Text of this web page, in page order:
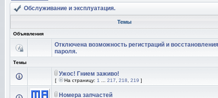
Обслуживание и эксплуатация.
Темы
Объявления
Отключена возможность регистраций и восстановления
пароля.
Темы
Ужос! Гнием заживо!
[ На страницу: 1 217 218 219 ]
Номера запчастей